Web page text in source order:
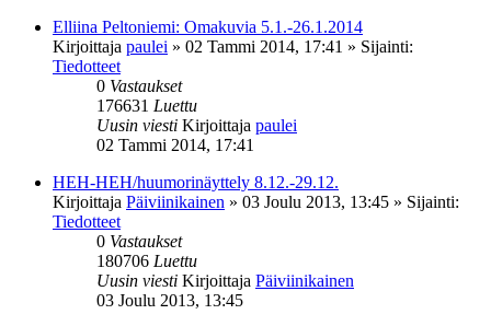
Elliina Peltoniemi: Omakuvia 5.1.-26.1.2014
Kirjoittaja paulei » 02 Tammi 2014, 17:41 » Sijainti:
Tiedotteet
0 Vastaukset
176631 Luettu
Uusin viesti Kirjoittaja paulei
02 Tammi 2014, 17:41
HEH-HEH/huumorinäyttely 8.12.-29.12.
Kirjoittaja Päiviinikainen » 03 Joulu 2013, 13:45 » Sijainti:
Tiedotteet
0 Vastaukset
180706 Luettu
Uusin viesti Kirjoittaja Päiviinikainen
03 Joulu 2013, 13:45